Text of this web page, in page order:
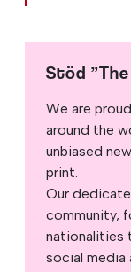
Stöd
We are
around the
unbiased
print.
Our
community,
nationalities
social media